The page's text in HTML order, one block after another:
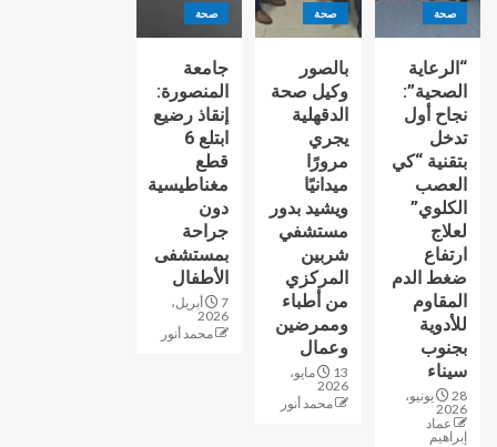
صحة
“الرعاية
الصحية”:
نجاح أول
تدخل
بتقنية “كي
العصب
الكلوي”
لعلاج
ارتفاع
ضغط الدم
المقاوم
للأدوية
بجنوب
سيناء
28 يونيو،
2026
عماد
إبراهيم
صحة
بالصور
وكيل صحة
الدقهلية
يجري
مرورًا
ميدانيًا
ويشيد بدور
مستشفي
شربين
المركزي
من أطباء
وممرضين
وعمال
13 مايو،
2026
محمد أنور
صحة
جامعة
المنصورة:
إنقاذ رضيع
ابتلع 6
قطع
مغناطيسية
دون
جراحة
بمستشفى
الأطفال
7 أبريل،
2026
محمد أنور